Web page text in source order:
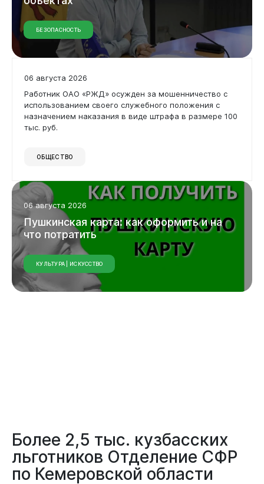
Бизнесу
БЕЗОПАСНОСТЬ
06 августа 2026
Работник ОАО «РЖД» осужден за мошенничество с
использованием своего служебного положения с
назначением наказания в виде штрафа в размере 100
тыс. руб.
ОБЩЕСТВО
06 августа 2026
Пушкинская карта:какоформитьина
что потратить
КУЛЬТУРА | ИСКУССТВО
Более 2,5 тыс. кузбасских
льготников Отделение СФР
по Кемеровской области